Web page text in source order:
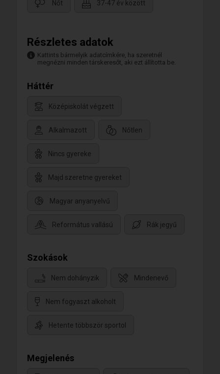
Nőt 37-47 év között
Részletes adatok
Kattints bármelyik adatcímkére, ha szeretnél
megnézni minden társkeresőt, aki ezt állította be.
Háttér
Középiskolát végzett
Alkalmazott Nőtlen
Nincs gyereke
Majd szeretne gyereket
Magyar anyanyelvű
Református vallású Rák jegyű
Szokások
Nem dohányzik Mindenevő
Nem fogyaszt alkoholt
Hetente többször sportol
Megjelenés